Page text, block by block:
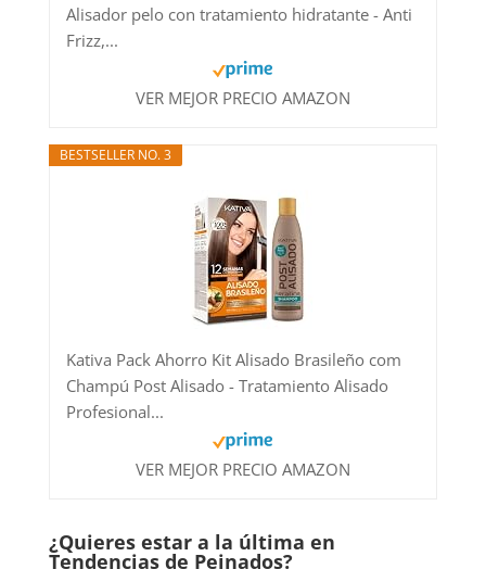
Alisador pelo con tratamiento hidratante - Anti
Frizz,...
VER MEJOR PRECIO AMAZON
BESTSELLER NO. 3
Kativa Pack Ahorro Kit Alisado Brasileño com
Champú Post Alisado - Tratamiento Alisado
Profesional...
VER MEJOR PRECIO AMAZON
¿Quieres estar a la última en
Tendencias de Peinados?